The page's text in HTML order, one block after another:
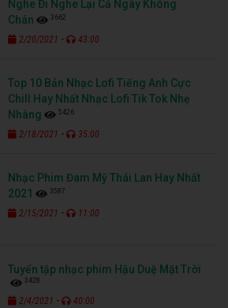
Nghe Đi Nghe Lại Cả Ngày Không
Chán
3662
2/20/2021 - 43:00
Top 10 Bản Nhạc Lofi Tiếng Anh Cực
Chill Hay Nhất Nhạc Lofi Tik Tok Nhẹ
Nhàng
5426
2/18/2021 - 35:00
Nhạc Phim Đam Mỹ Thái Lan Hay Nhất
2021
3587
2/15/2021 - 11:00
Tuyển tập nhạc phim Hậu Duệ Mặt Trời
3428
2/4/2021 - 40:00